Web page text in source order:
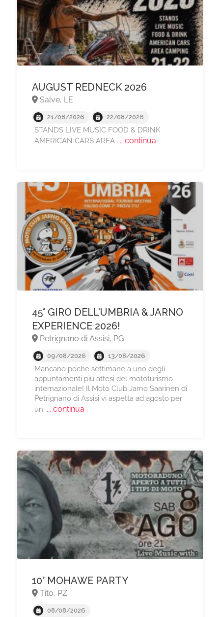
AUGUST REDNECK 2026
Salve, LE
21/08/2026 22/08/2026
STANDS LIVE MUSIC FOOD & DRINK
AMERICAN CARS AREA... continua
​45° GIRO DELL'UMBRIA & JARNO
EXPERIENCE 2026!
Petrignano di Assisi, PG
09/08/2026 13/08/2026
Mancano poche settimane a uno degli
appuntamenti più attesi del mototurismo
internazionale! Il Moto Club Jarno Saarinen di
Petrignano di Assisi vi aspetta ad agosto per
un ... continua
10° MOHAWE PARTY
Tito, PZ
08/08/2026